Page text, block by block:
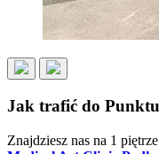
Jak trafić do
Znajdziesz nas na 1